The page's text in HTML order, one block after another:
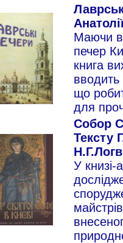
Маючи
печер
книга
вводить
що
для
Собор
Тексту
У книзі-